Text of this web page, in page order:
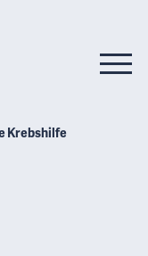
Krebshilfe